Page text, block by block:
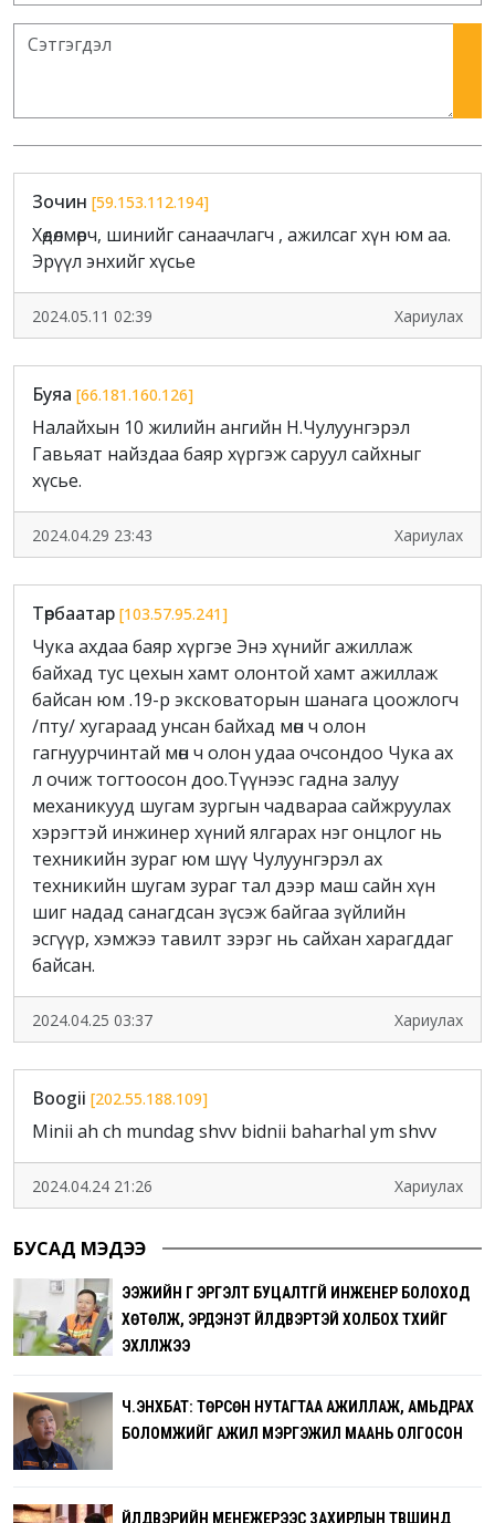
Зочин [59.153.112.194]
Хөдөлмөрч, шинийг санаачлагч , ажилсаг хүн юм аа.
Эрүүл энхийг хүсье
2024.05.11 02:39 Хариулах
Буяа [66.181.160.126]
Налайхын 10 жилийн ангийн Н.Чулуунгэрэл
Гавьяат найздаа баяр хүргэж саруул сайхныг
хүсье.
2024.04.29 23:43 Хариулах
Төрбаатар [103.57.95.241]
Чука ахдаа баяр хүргэе Энэ хүнийг ажиллаж
байхад тус цехын хамт олонтой хамт ажиллаж
байсан юм .19-р эксковаторын шанага цоожлогч
/пту/ хугараад унсан байхад мөн ч олон
гагнуурчинтай мөн ч олон удаа очсондоо Чука ах
л очиж тогтоосон доо.Түүнээс гадна залуу
механикууд шугам зургын чадвараа сайжруулах
хэрэгтэй инжинер хүний ялгарах нэг онцлог нь
техникийн зураг юм шүү Чулуунгэрэл ах
техникийн шугам зураг тал дээр маш сайн хүн
шиг надад санагдсан зүсэж байгаа зүйлийн
эсгүүр, хэмжээ тавилт зэрэг нь сайхан харагддаг
байсан.
2024.04.25 03:37 Хариулах
Boogii [202.55.188.109]
Minii ah ch mundag shvv bidnii baharhal ym shvv
2024.04.24 21:26 Хариулах
БУСАД МЭДЭЭ
ЭЭЖИЙН ҮГ ЭРГЭЛТ БУЦАЛТГҮЙ ИНЖЕНЕР БОЛОХОД
ХӨТӨЛЖ, ЭРДЭНЭТ ҮЙЛДВЭРТЭЙ ХОЛБОХ ТҮҮХИЙГ
ЭХЛҮҮЛЖЭЭ
Ч.ЭНХБАТ: ТӨРСӨН НУТАГТАА АЖИЛЛАЖ, АМЬДРАХ
БОЛОМЖИЙГ АЖИЛ МЭРГЭЖИЛ МААНЬ ОЛГОСОН
ҮЙЛДВЭРИЙН МЕНЕЖЕРЭЭС ЗАХИРЛЫН ТҮВШИНД